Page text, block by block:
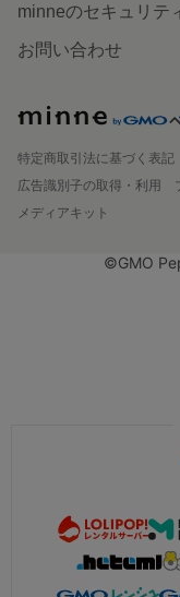
minneのセキュリテ
お問い合わせ
特定商取引法に基づく表記
広告識別子の取得・利用
メディアキット
©GMO